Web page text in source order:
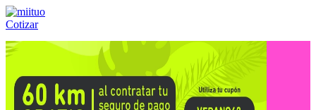
Cotizar
Llámanos al:(55) 84-21-05-00 ó